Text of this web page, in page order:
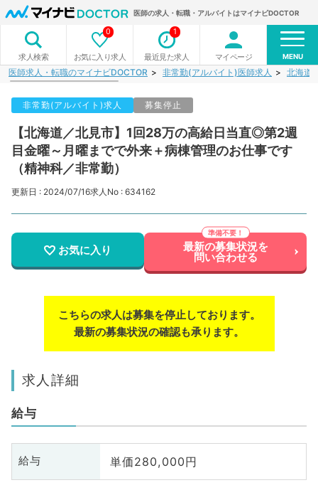
医師の求人・転職・アルバイトはマイナビDOCTOR
求人検索 お気に入り求人
0
最近見た求人
1
マイページ MENU
医師求人・転職のマイナビDOCTOR 非常勤(アルバイト)医師求人 北海道
非常勤(アルバイト)求人 募集停止
【北海道／北見市】1回28万の高給日当直◎第2週
目金曜～月曜までで外来＋病棟管理のお仕事です
（精神科／非常勤）
更新日 : 2024/07/16求人No : 634162
お気に入り 最新の募集状況を
問い合わせる
こちらの求人は募集を停止しております。
最新の募集状況の確認も承ります。
求人詳細
給与
給与 単価280,000円